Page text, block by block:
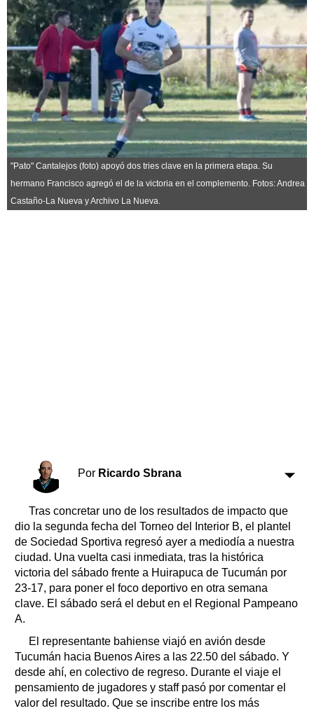
Sociedad y tiempo
libre
Sociedad
Tecnología
Turismo
Salud
Es viral
El tiempo
Fúnebres
Clasificados
Horóscopo
Suplementos
Servicios
Farmacias
"Pato" Cantalejos (foto) apoyó dos tries clave en la primera etapa. Su
hermano Francisco agregó el de la victoria en el complemento. Fotos: Andrea
Castaño-La Nueva y Archivo La Nueva.
Por Ricardo Sbrana
Tras concretar uno de los resultados de impacto que
dio la segunda fecha del Torneo del Interior B, el plantel
de Sociedad Sportiva regresó ayer a mediodía a nuestra
ciudad. Una vuelta casi inmediata, tras la histórica
victoria del sábado frente a Huirapuca de Tucumán por
23-17, para poner el foco deportivo en otra semana
clave. El sábado será el debut en el Regional Pampeano
A.
El representante bahiense viajó en avión desde
Tucumán hacia Buenos Aires a las 22.50 del sábado. Y
desde ahí, en colectivo de regreso. Durante el viaje el
pensamiento de jugadores y staff pasó por comentar el
valor del resultado. Que se inscribe entre los más